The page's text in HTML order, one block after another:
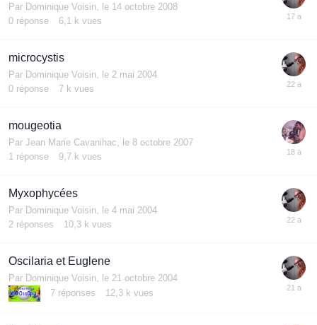
Par Dominique Voisin le 14 octobre 2008
0 réponse 6,1 k vues
microcystis
Par Dominique Voisin le 2 mai 2004
0 réponse 7 k vues
mougeotia
Par Jean Marie Cavanihac
le 8 octobre 2007
1 réponse 9,7 k vues
Myxophycées
Par Dominique Voisin le 4 mai 2004
2 réponses 10,3 k vues
Oscilaria et Euglene
Par Dominique Voisin le 21 octobre 2004
7 réponses 12,3 k vues